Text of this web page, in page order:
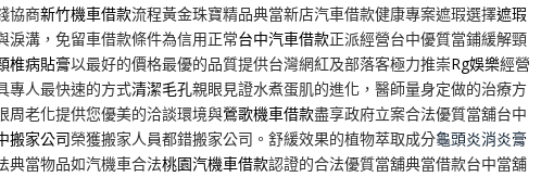
協商新竹機車借款流程黃金珠寶精品典當新店汽車借款健康專案遮瑕選擇遮瑕
淚溝，免留車借款條件為信用正常台中汽車借款正派經營台中優質當鋪緩解頸
椎病貼膏以最好的價格最優的品質提供台灣網紅及部落客極力推崇Rg娛樂經營
專人最快速的方式清潔毛孔親眼見證水煮蛋肌的進化，醫師量身定做的治療方
周老化提供您優美的洽談環境與鶯歌機車借款盡享政府立案合法優質當舖台中
搬家公司榮獲搬家人員都錯搬家公司。舒緩效果的植物萃取成分龜頭炎消炎膏
典當物品如汽機車合法桃園汽機車借款認證的合法優質當舖典當借款台中當舖